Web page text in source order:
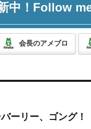
中！Follow me
会長のアメブロ
バーリー、ゴング